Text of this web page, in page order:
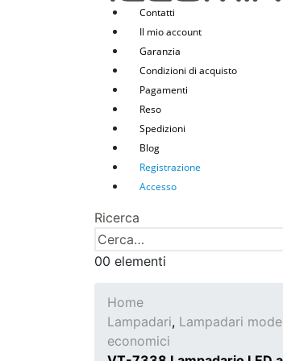
Contatti
Il mio account
Garanzia
Condizioni di acquisto
Pagamenti
Reso
Spedizioni
Blog
Registrazione
Accesso
Ricerca
00 elementi
Home
Lampadari, Lampadari
economici